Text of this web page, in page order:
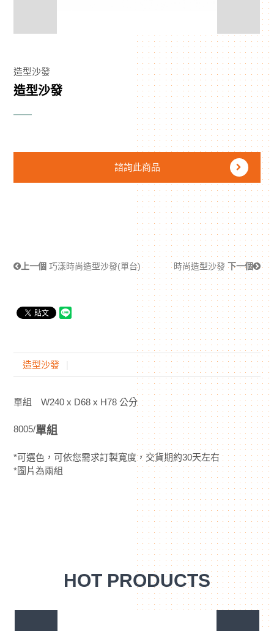
造型沙發
造型沙發
諮詢此商品
上一個 巧漾時尚造型沙發(單台) 時尚造型沙發 下一個
造型沙發
單組 W240 x D68 x H78 公分
8005/單組
*可選色，可依您需求訂製寬度，交貨期約30天左右
*圖片為兩組
HOT PRODUCTS